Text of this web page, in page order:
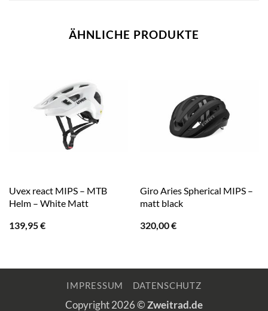
ÄHNLICHE PRODUKTE
Uvex react MIPS – MTB
Helm – White Matt
139,95€
Giro Aries Spherical MIPS –
matt black
320,00€
IMPRESSUM DATENSCHUTZ
Copyright 2026 ©Zweitrad.de